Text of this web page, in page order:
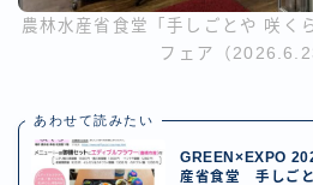
農林水産省食堂「手しごとや 咲く
フェア（
あわせて読みたい
GREEN×EXPO
産省食堂 手しご